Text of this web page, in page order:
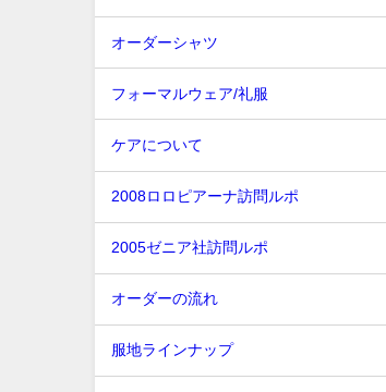
オーダーシャツ
フォーマルウェア/礼服
ケアについて
2008ロロピアーナ訪問ルポ
2005ゼニア社訪問ルポ
オーダーの流れ
服地ラインナップ